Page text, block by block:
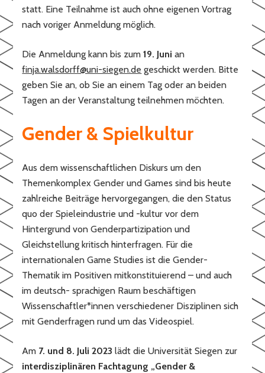
statt. Eine Teilnahme ist auch ohne eigenen Vortrag
nach voriger Anmeldung möglich.
Die Anmeldung kann bis zum19. Juni an
finja.walsdorff@uni-siegen.de geschickt werden. Bitte
geben Sie an, ob Sie an einem Tag oder an beiden
Tagen an der Veranstaltung teilnehmen möchten.
Gender & Spielkultur
Aus dem wissenschaftlichen Diskurs um den
Themenkomplex Gender und Games sind bis heute
zahlreiche Beiträge hervorgegangen, die den Status
quo der Spieleindustrie und -kultur vor dem
Hintergrund von Genderpartizipation und
Gleichstellung kritisch hinterfragen. Für die
internationalen Game Studies ist die Gender-
Thematik im Positiven mitkonstituierend – und auch
im deutsch- sprachigen Raum beschäftigen
Wissenschaftler*innen verschiedener Disziplinen sich
mit Genderfragen rund um das Videospiel.
Am 7. und 8. Juli 2023 lädt die Universität Siegen zur
interdisziplinären Fachtagung „Gender &